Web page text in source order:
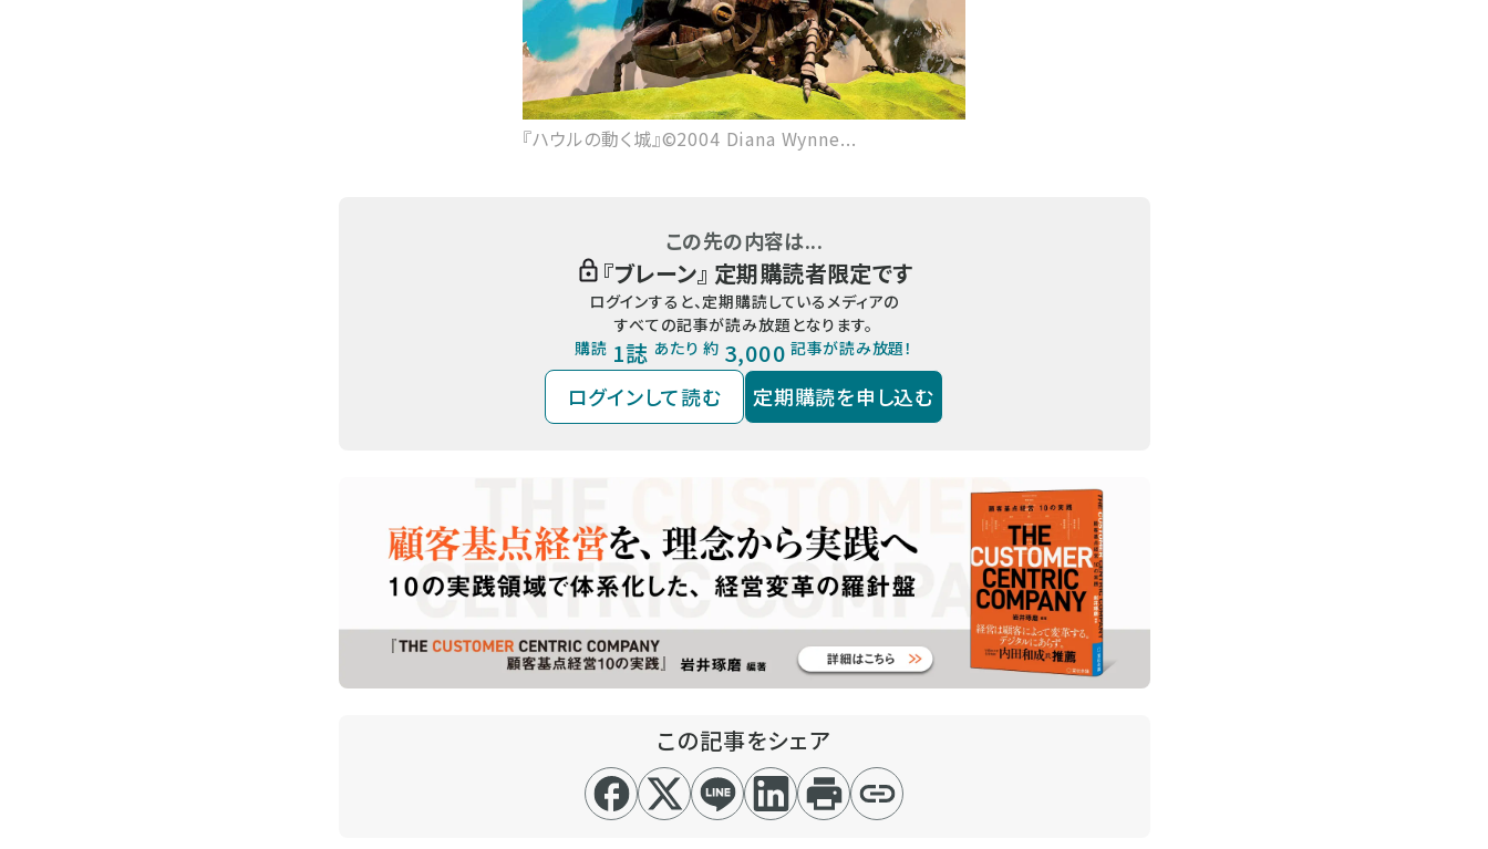
『ハウルの動く城』©2004 Diana Wynne...
この先の内容は...
『ブレーン』 定期購読者限定です
ログインすると、定期購読しているメディアの
すべての記事が読み放題となります。
購読 1誌 あたり 約 3,000 記事が読み放題！
ログインして読む 定期購読を申し込む
この記事をシェア